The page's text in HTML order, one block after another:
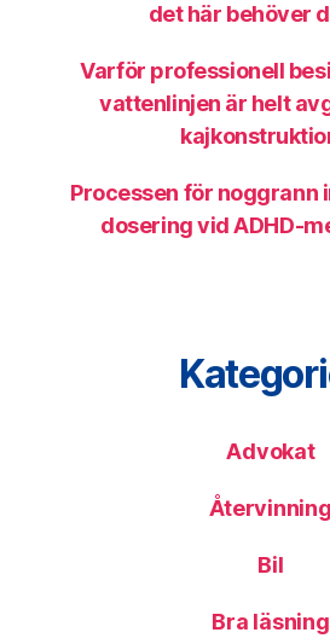
det här behöver
Varför professionell
vattenlinjen är helt
Processen för noggrann
dosering vid ADHD-
Advokat
Återvinning
Bil
Bra läsning